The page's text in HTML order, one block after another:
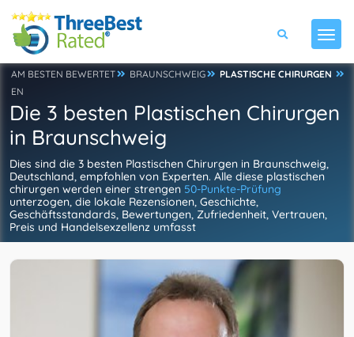
AM BESTEN BEWERTET BRAUNSCHWEIG
PLASTISCHE CHIRURGEN
EN
Die 3 besten Plastischen Chirurgen
in Braunschweig
Dies sind die 3 besten Plastischen Chirurgen in Braunschweig,
Deutschland, empfohlen von Experten. Alle diese plastischen
chirurgen werden einer strengen 50-Punkte-Prüfung
unterzogen, die lokale Rezensionen, Geschichte,
Geschäftsstandards, Bewertungen, Zufriedenheit, Vertrauen,
Preis und Handelsexzellenz umfasst